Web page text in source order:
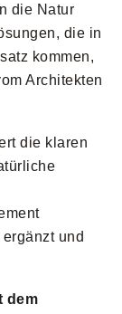
die Natur
die in
kommen,
Architekten
die klaren
und
dem